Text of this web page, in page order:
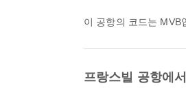
이 공항의 코드는
프랑스빌 공항에